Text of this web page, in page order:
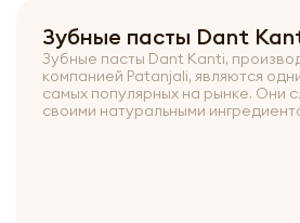
Зубные пасты Dant
Зубные пасты Dant Kanti,
компанией Patanjali, являются
самых популярных на рынке. Они
своими натуральными